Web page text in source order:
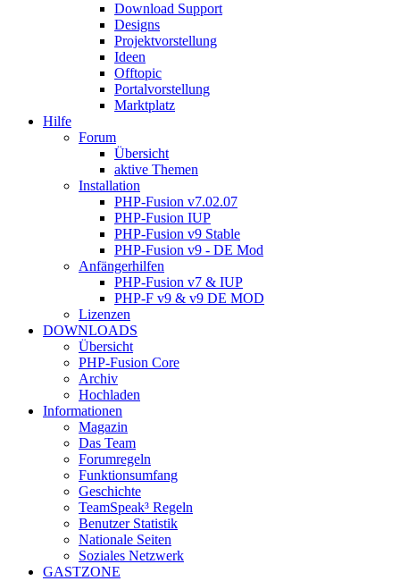
Download Support
Designs
Projektvorstellung
Ideen
Offtopic
Portalvorstellung
Marktplatz
Hilfe
Forum
Übersicht
aktive Themen
Installation
PHP-Fusion v7.02.07
PHP-Fusion IUP
PHP-Fusion v9 Stable
PHP-Fusion v9 - DE Mod
Anfängerhilfen
PHP-Fusion v7 & IUP
PHP-F v9 & v9 DE MOD
Lizenzen
DOWNLOADS
Übersicht
PHP-Fusion Core
Archiv
Hochladen
Informationen
Magazin
Das Team
Forumregeln
Funktionsumfang
Geschichte
TeamSpeak³ Regeln
Benutzer Statistik
Nationale Seiten
Soziales Netzwerk
GASTZONE